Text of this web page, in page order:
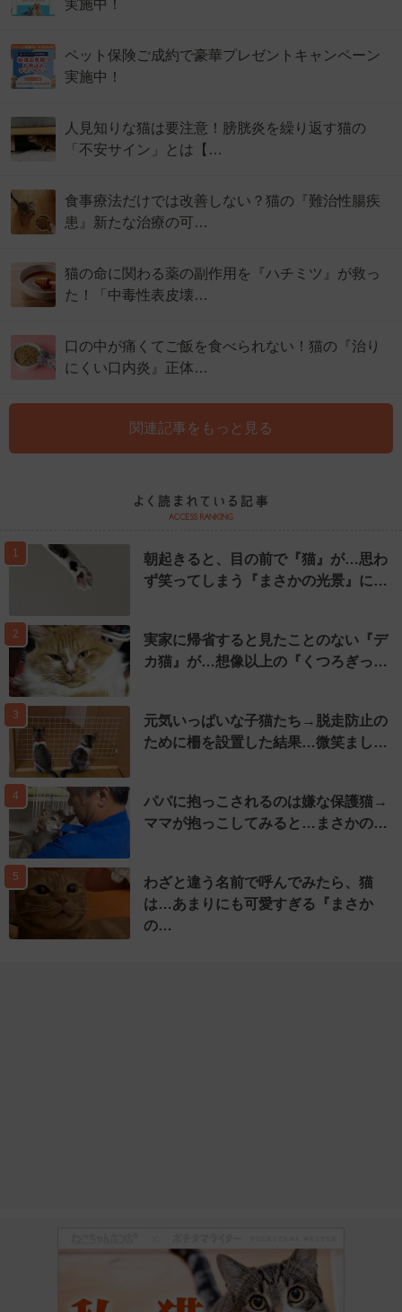
実施中！
ペット保険ご成約で豪華プレゼントキャンペーン
実施中！
人見知りな猫は要注意！膀胱炎を繰り返す猫の
「不安サイン」とは【…
食事療法だけでは改善しない？猫の『難治性腸疾
患』新たな治療の可…
猫の命に関わる薬の副作用を『ハチミツ』が救っ
た！「中毒性表皮壊…
口の中が痛くてご飯を食べられない！猫の『治り
にくい口内炎』正体…
関連記事をもっと見る
1
朝起きると、目の前で『猫』が…思わ
ず笑ってしまう『まさかの光景』に…
2
実家に帰省すると見たことのない『デ
カ猫』が…想像以上の『くつろぎっ…
3
元気いっぱいな子猫たち→脱走防止の
ために柵を設置した結果…微笑まし…
4
パパに抱っこされるのは嫌な保護猫→
ママが抱っこしてみると…まさかの…
5
わざと違う名前で呼んでみたら、猫
は…あまりにも可愛すぎる『まさか
の…